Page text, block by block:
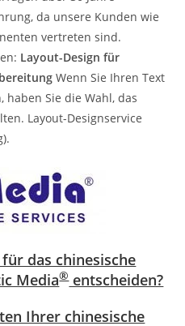
da unsere Kunden wie
vertreten sind.
Layout-Design für
Wenn Sie Ihren Text
haben Sie die Wahl, das
Layout-Designservice
das chinesische
Media®entscheiden?
Ihrer chinesische